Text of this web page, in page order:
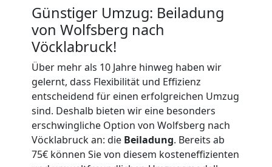
Günstiger Umzug: Beiladung
von Wolfsberg nach
Vöcklabruck!
Über mehr als 10 Jahre hinweg haben wir
gelernt, dass Flexibilität und Effizienz
entscheidend für einen erfolgreichen Umzug
sind. Deshalb bieten wir eine besonders
erschwingliche Option von Wolfsberg nach
Vöcklabruck an: die Beiladung. Bereits ab
75€ können Sie von diesem kosteneffizienten
Mann
LKW
Möbellift
Wolfsberg